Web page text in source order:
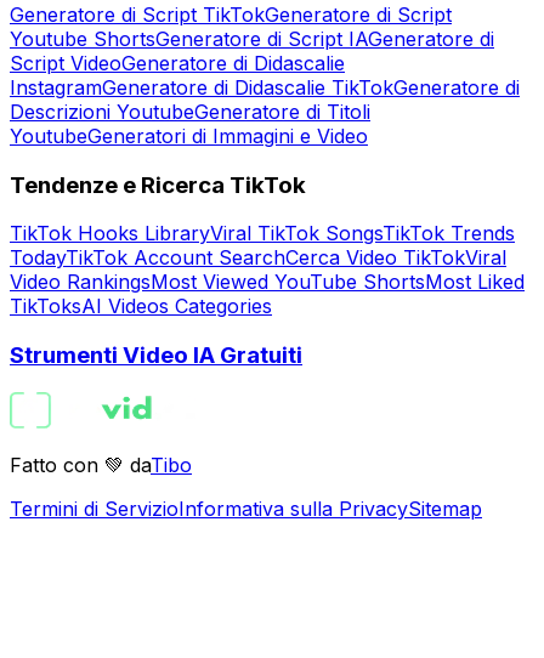
Generatore di Script TikTokGeneratore di Script
Youtube ShortsGeneratore di Script IAGeneratore di
Script VideoGeneratore di Didascalie
InstagramGeneratore di Didascalie TikTokGeneratore di
Descrizioni YoutubeGeneratore di Titoli
YoutubeGeneratori di Immagini e Video
Tendenze e Ricerca TikTok
TikTok Hooks LibraryViral TikTok SongsTikTok Trends
TodayTikTok Account SearchCerca Video TikTokViral
Video RankingsMost Viewed YouTube ShortsMost Liked
TikToksAI Videos Categories
Strumenti Video IA Gratuiti
Fatto con 💚 daTibo
Termini di ServizioInformativa sulla PrivacySitemap